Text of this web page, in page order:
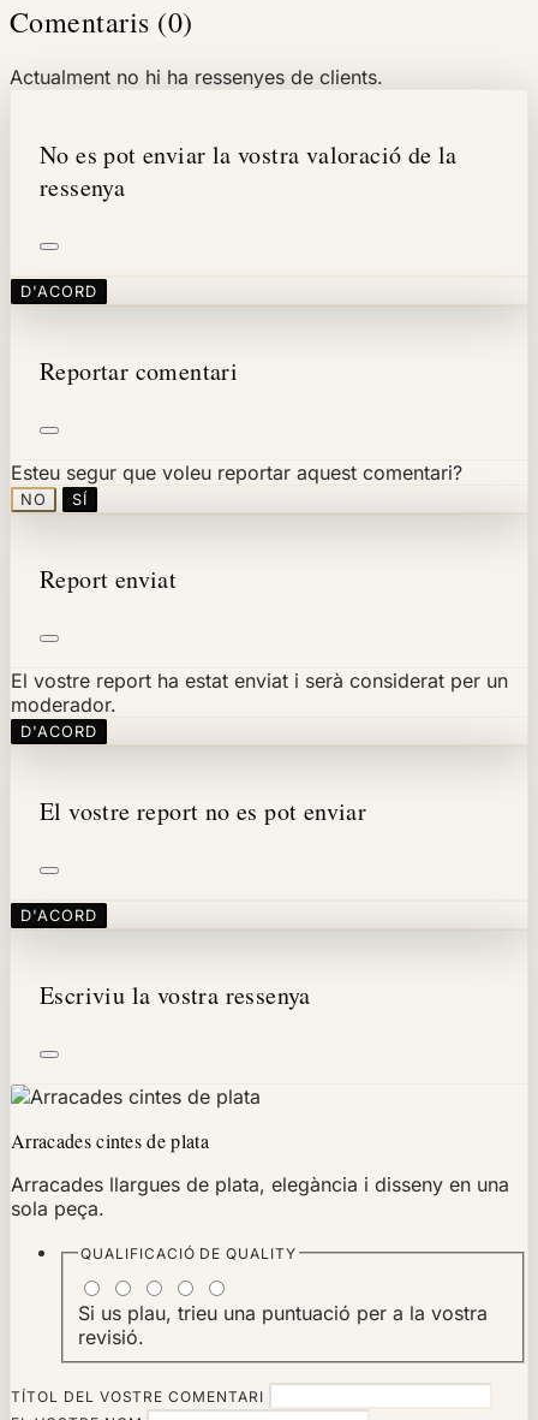
Comentaris (0)
Actualment no hi ha ressenyes de clients.
No es pot enviar la vostra valoració de la
ressenya
D'ACORD
Reportar comentari
Esteu segur que voleu reportar aquest comentari?
NO SÍ
Report enviat
El vostre report ha estat enviat i serà considerat per un
moderador.
D'ACORD
El vostre report no es pot enviar
D'ACORD
Escriviu la vostra ressenya
Arracades cintes de plata
Arracades llargues de plata, elegància i disseny en una
sola peça.
QUALIFICACIÓ DEQUALITY
Si us plau, trieu una puntuació per a la vostra
revisió.
TÍTOL DEL VOSTRE COMENTARI